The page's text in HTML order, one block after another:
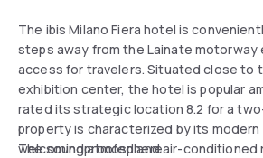
The ibis Milano Fiera hotel is
steps away from the Lainate
access for travelers. Situated close to
exhibition center, the hotel is popular
rated its strategic location 8.2 for a
property is characterized by its modern
welcoming atmosphere.
The soundproofed and air-conditioned